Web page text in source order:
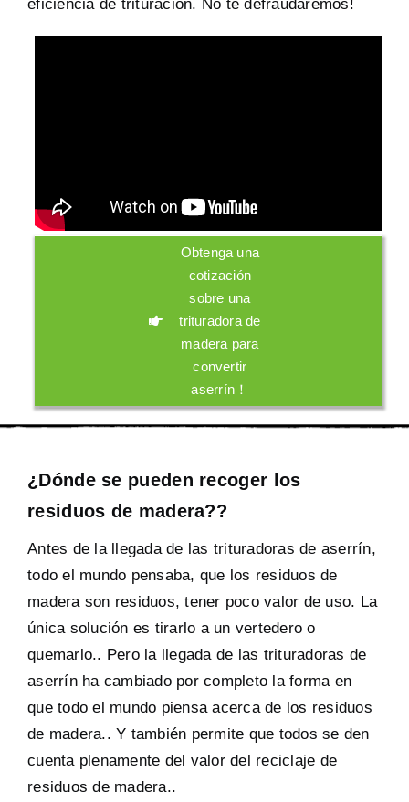
eficiencia de trituración. No te defraudaremos!
Obtenga una
cotización
sobre una
trituradora de
madera para
convertir
aserrín！
¿Dónde se pueden recoger los
residuos de madera??
Antes de la llegada de las trituradoras de aserrín,
todo el mundo pensaba, que los residuos de
madera son residuos, tener poco valor de uso. La
única solución es tirarlo a un vertedero o
quemarlo.. Pero la llegada de las trituradoras de
aserrín ha cambiado por completo la forma en
que todo el mundo piensa acerca de los residuos
de madera.. Y también permite que todos se den
cuenta plenamente del valor del reciclaje de
residuos de madera..